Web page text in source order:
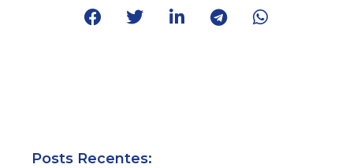
Posts Recentes: